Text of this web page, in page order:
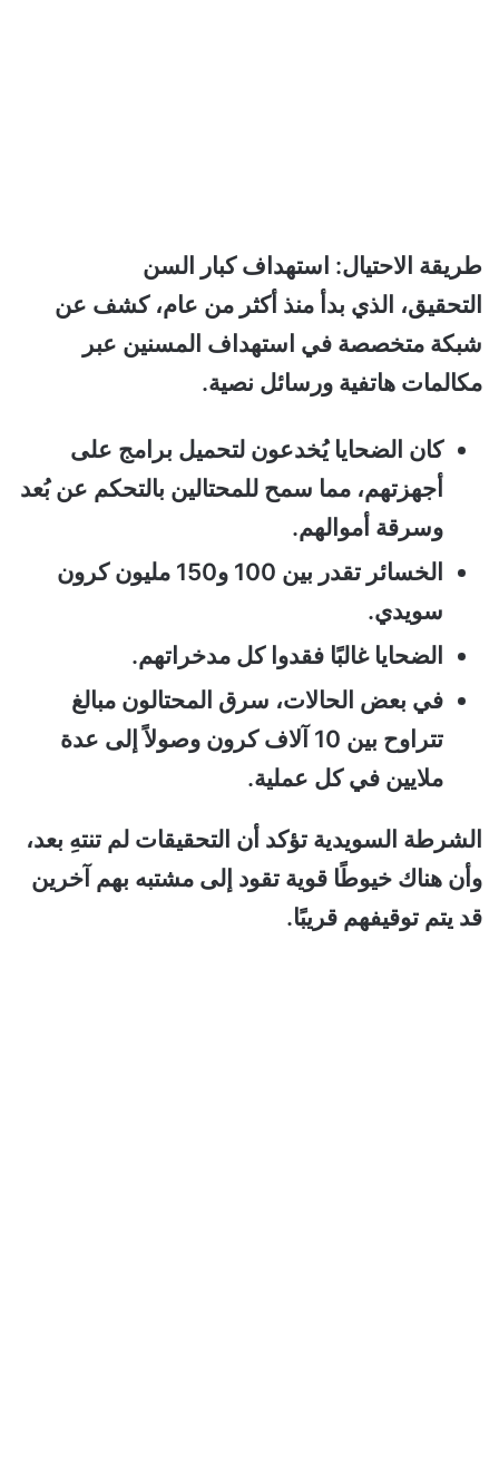
طريقة الاحتيال: استهداف كبار السن
التحقيق، الذي بدأ منذ أكثر من عام، كشف عن
شبكة متخصصة في استهداف المسنين عبر
مكالمات هاتفية ورسائل نصية.
كان الضحايا يُخدعون لتحميل برامج على
أجهزتهم، مما سمح للمحتالين بالتحكم عن بُعد
وسرقة أموالهم.
الخسائر تقدر بين 100 و150 مليون كرون
سويدي.
الضحايا غالبًا فقدوا كل مدخراتهم.
في بعض الحالات، سرق المحتالون مبالغ
تتراوح بين 10 آلاف كرون وصولاً إلى عدة
ملايين في كل عملية.
الشرطة السويدية تؤكد أن التحقيقات لم تنتهِ بعد،
وأن هناك خيوطًا قوية تقود إلى مشتبه بهم آخرين
قد يتم توقيفهم قريبًا.